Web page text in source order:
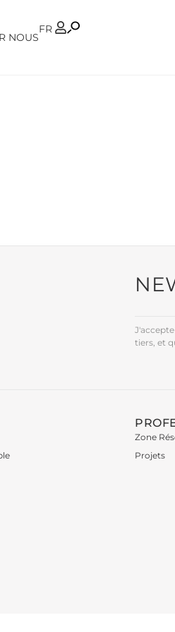
NOUS
FR
PT
tiers, et
Zone
Projets